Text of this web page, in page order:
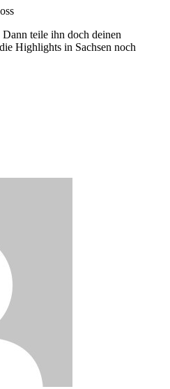
teile ihn doch deinen
Highlights in Sachsen noch